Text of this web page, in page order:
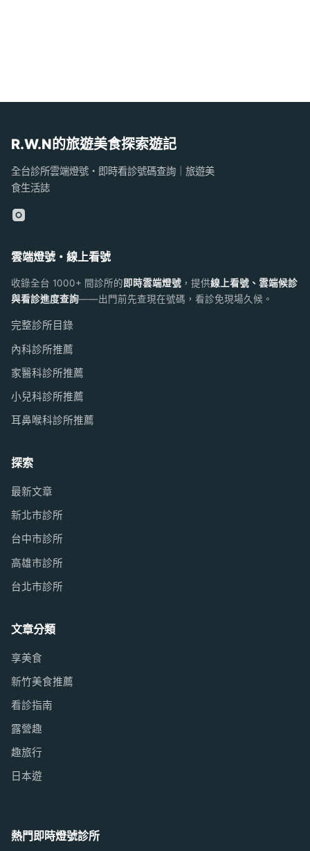
R.W.N的旅遊美食探索遊記
全台診所雲端燈號・即時看診號碼查詢｜旅遊美
食生活誌
雲端燈號・線上看號
收錄全台 1000+ 間診所的即時雲端燈號 ，提供線上看號、雲端候診
與看診進度查詢——出門前先查現在號碼，看診免現場久候。
完整診所目錄
內科診所推薦
家醫科診所推薦
小兒科診所推薦
耳鼻喉科診所推薦
探索
最新文章
新北市診所
台中市診所
高雄市診所
台北市診所
文章分類
享美食
新竹美食推薦
看診指南
露營趣
趣旅行
日本遊
熱門即時燈號診所